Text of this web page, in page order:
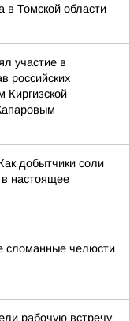
в Томской области
участие в
российских
Киргизской
добытчики соли
настоящее
сломанные челюсти
рабочую встречу